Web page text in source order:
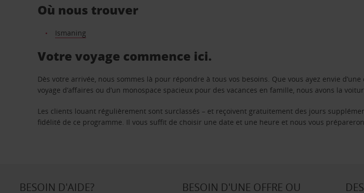
Où nous trouver
Ismaning
Votre voyage commence ici.
Dès votre arrivée, nous sommes là pour répondre à tous vos besoins. Que vous ayez envie
voyage d’affaires ou d’un monospace spacieux pour des vacances en famille, nous avons la
Les clients louant régulièrement sont surclassés – et reçoivent gratuitement des jours
fidélité de ce programme. Il vous suffit de choisir une date et une heure et nous vous
BESOIN D'AIDE?
BESOIN D'UNE OFFRE OU